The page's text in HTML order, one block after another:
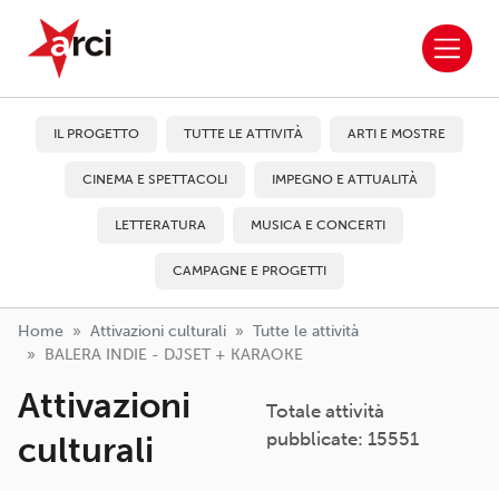
Salta al contenuto principale
ARCI APS
IL PROGETTO TUTTE LE ATTIVITÀ ARTI E MOSTRE
CINEMA E SPETTACOLI IMPEGNO E ATTUALITÀ
LETTERATURA MUSICA E CONCERTI
CAMPAGNE E PROGETTI
Home Attivazioni culturali
Tutte le attività
BALERA INDIE - DJSET + KARAOKE
Attivazioni
culturali
Totale attività
pubblicate: 15551